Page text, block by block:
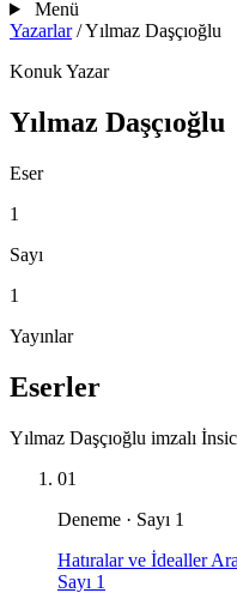
Menü
Yazarlar /Yılmaz Daşçıoğlu
Konuk Yazar
Yılmaz Daşçıoğlu
Eser
1
Sayı
1
Yayınlar
Eserler
Yılmaz Daşçıoğlu imzalı
01
Deneme · Sayı 1
Hatıralar ve İdealler
Sayı 1